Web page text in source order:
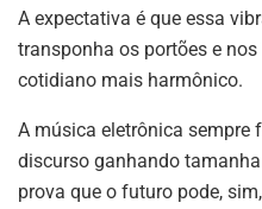
A expectativa é que essa
transponha os portões e
cotidiano mais harmônico.
A música eletrônica sempre
discurso ganhando
prova que o futuro pode,